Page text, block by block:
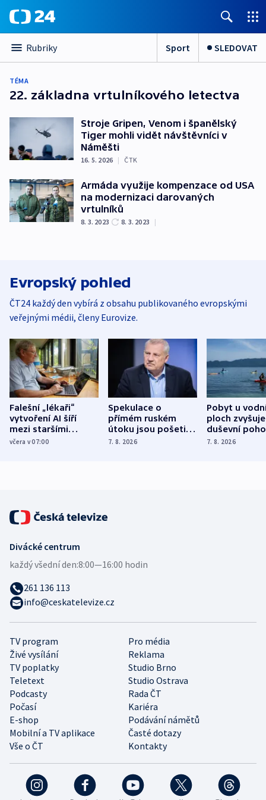
Rubriky Sport SLEDOVAT
TÉMA
22. základna vrtulníkového letectva
Stroje Gripen, Venom i španělský
Tiger mohli vidět návštěvníci v
Náměšti
16. 5. 2026 | ČTK
Armáda využije kompenzace od USA
na modernizaci darovaných
vrtulníků
8. 3. 2023 8. 3. 2023 |
Evropský pohled
ČT24 každý den vybírá z obsahu publikovaného evropskými
veřejnými médii, členy Eurovize.
Falešní „lékaři“
vytvoření AI šíří
mezi staršími
Poláky nebezpečné
včera v 07:00
Spekulace o
přímém ruském
útoku jsou pošetilé,
míní estonský
7. 8. 2026
Pobyt u
ploch zvyšuje
duševní
ukázala
7. 8. 2026
TV program
Pro média
Živé vysílání
Reklama
TV poplatky
Studio Brno
Teletext
Studio Ostrava
Podcasty
Rada ČT
Počasí
Kariéra
E-shop
Podávání námětů
Mobilní a TV aplikace
Časté dotazy
Vše o ČT
Kontakty
Divácké centrum
každý všední den:8:00—16:00 hodin
261 136 113
info@ceskatelevize.cz